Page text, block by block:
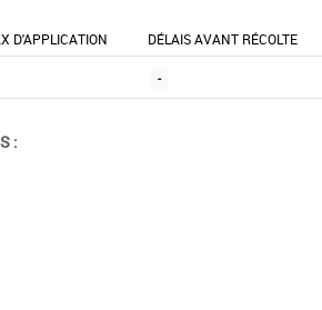
D'APPLICATION DÉLAIS AVANT RÉCOLTE
-
: